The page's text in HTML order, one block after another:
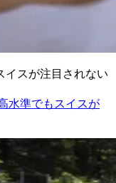
スが注目されない
水準でもスイスが